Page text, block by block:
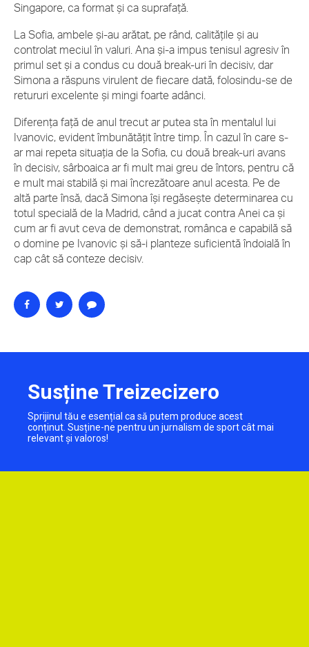
Singapore, ca format și ca suprafață.
La Sofia, ambele și-au arătat, pe rând, calitățile și au
controlat meciul în valuri. Ana și-a impus tenisul agresiv în
primul set și a condus cu două break-uri în decisiv, dar
Simona a răspuns virulent de fiecare dată, folosindu-se de
retururi excelente și mingi foarte adânci.
Diferența față de anul trecut ar putea sta în mentalul lui
Ivanovic, evident îmbunătățit între timp. În cazul în care s-
ar mai repeta situația de la Sofia, cu două break-uri avans
în decisiv, sârboaica ar fi mult mai greu de întors, pentru că
e mult mai stabilă și mai încrezătoare anul acesta. Pe de
altă parte însă, dacă Simona își regăsește determinarea cu
totul specială de la Madrid, când a jucat contra Anei ca și
cum ar fi avut ceva de demonstrat, românca e capabilă să
o domine pe Ivanovic și să-i planteze suficientă îndoială în
cap cât să conteze decisiv.
Susține Treizecizero
Sprijinul tău e esențial ca să putem produce acest
conținut. Susține-ne pentru un jurnalism de sport cât mai
relevant și valoros!